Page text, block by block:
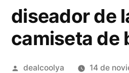
diseador de
camiseta de
Publicado
dealcoolya 14 de